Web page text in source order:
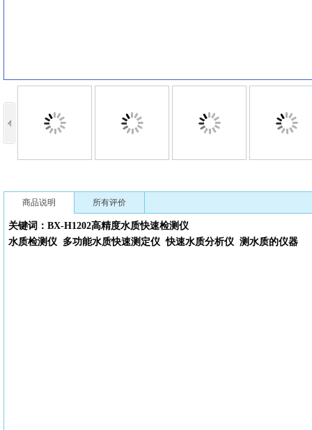
商品说明 所有评价
关键词： BX-H1202高精度水质快速检测仪
水质检测仪 多功能水质快速测定仪 快速水质分析仪 测水质的仪器